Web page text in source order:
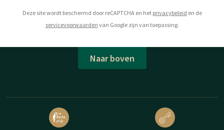
Deze site wordt beschermd door reCAPTCHA en het privacybeleid en de
servicevoorwaarden van Google zijn van toepassing.
Naar boven